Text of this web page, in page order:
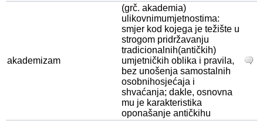
akademizam
(grč. akademia)
ulikovnimumjetnostima:
smjer kod kojega je težište u
strogom pridržavanju
tradicionalnih(antičkih)
umjetničkih oblika i pravila,
bez unošenja samostalnih
osobnihosjećaja i
shvaćanja; dakle, osnovna
mu je karakteristika
oponašanje antičkihu